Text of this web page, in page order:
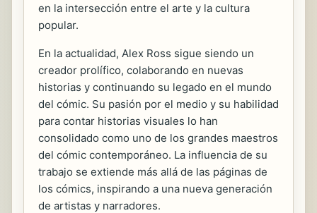
en la intersección entre el arte y la cultura
popular.
En la actualidad, Alex Ross sigue siendo un
creador prolífico, colaborando en nuevas
historias y continuando su legado en el mundo
del cómic. Su pasión por el medio y su habilidad
para contar historias visuales lo han
consolidado como uno de los grandes maestros
del cómic contemporáneo. La influencia de su
trabajo se extiende más allá de las páginas de
los cómics, inspirando a una nueva generación
de artistas y narradores.